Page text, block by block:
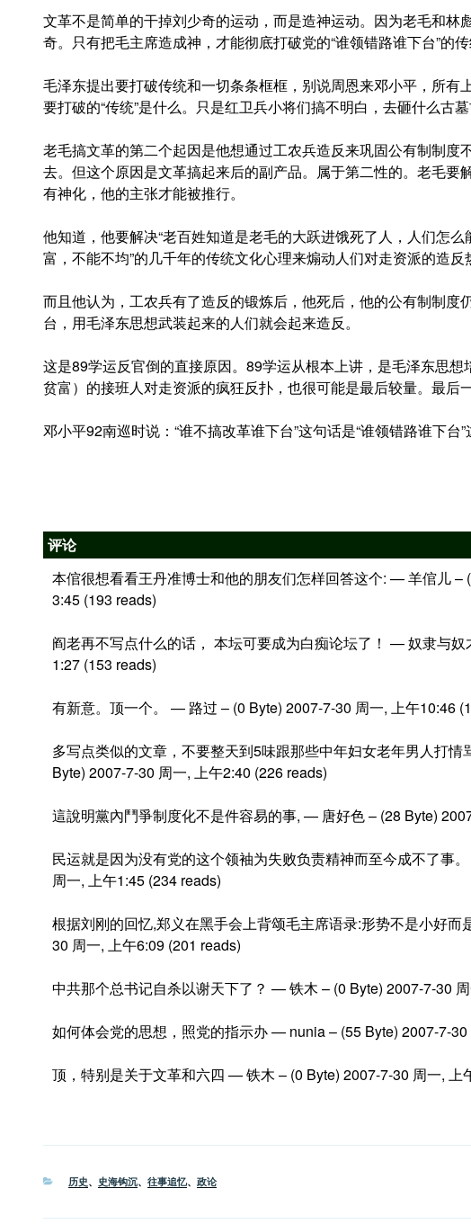
文革不是简单的干掉刘少奇的运动，而是造神运动。因为老毛和林
奇。只有把毛主席造成神，才能彻底打破党的“谁领错路谁下台”的传
毛泽东提出要打破传统和一切条条框框，别说周恩来邓小平，所有
要打破的“传统”是什么。只是红卫兵小将们搞不明白，去砸什么古墓
老毛搞文革的第二个起因是他想通过工农兵造反来巩固公有制制度
去。但这个原因是文革搞起来后的副产品。属于第二性的。老毛要
有神化，他的主张才能被推行。
他知道，他要解决“老百姓知道是老毛的大跃进饿死了人，人们怎么
富，不能不均”的几千年的传统文化心理来煽动人们对走资派的造反
而且他认为，工农兵有了造反的锻炼后，他死后，他的公有制制度
台，用毛泽东思想武装起来的人们就会起来造反。
这是89学运反官倒的直接原因。89学运从根本上讲，是毛泽东思
贫富）的接班人对走资派的疯狂反扑，也很可能是最后较量。最后
邓小平92南巡时说：“谁不搞改革谁下台”这句话是“谁领错路谁下台”
评论
本倌很想看看王丹准博士和他的朋友们怎样回答这个: — 羊倌儿 –
3:45 (193 reads)
阎老再不写点什么的话， 本坛可要成为白痴论坛了！ — 奴隶与奴
1:27 (153 reads)
有新意。顶一个。 — 路过 – (0 Byte) 2007-7-30 周一, 上午10:46
多写点类似的文章，不要整天到5味跟那些中年妇女老年男人打
Byte) 2007-7-30 周一, 上午2:40 (226 reads)
這說明黨內鬥爭制度化不是件容易的事, — 唐好色 – (28 Byte)
民运就是因为没有党的这个领袖为失败负责精神而至今成不了事
周一, 上午1:45 (234 reads)
根据刘刚的回忆,郑义在黑手会上背颂毛主席语录:形势不是小好
30 周一, 上午6:09 (201 reads)
中共那个总书记自杀以谢天下了？ — 铁木 – (0 Byte) 2007-7-30
如何体会党的思想，照党的指示办 — nunia – (55 Byte) 2007-7-
顶，特别是关于文革和六四 — 铁木 – (0 Byte) 2007-7-30 周一, 上
分
历史、 史海钩沉、 往事追忆、 政论